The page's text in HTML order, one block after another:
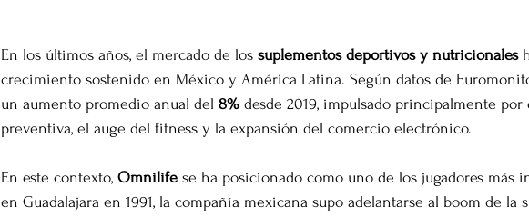
En los últimos años, el mercado de los suplementos deportivos y nutricionales
crecimiento sostenido en México y América Latina. Según datos de
un aumento promedio anual del 8% desde 2019, impulsado principalmente
preventiva, el auge del fitness y la expansión del comercio electrónico.
En este contexto, Omnilife se ha posicionado como uno de los jugadores más
en Guadalajara en 1991, la compañía mexicana supo adelantarse al boom de la